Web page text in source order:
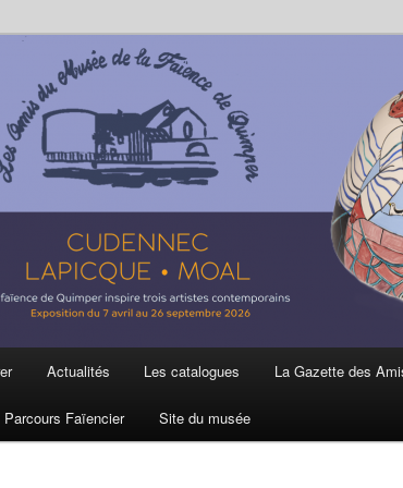
et de la Faïence de
Actualités Les catalogues La Gazette des
Parcours Faïencier Site du musée